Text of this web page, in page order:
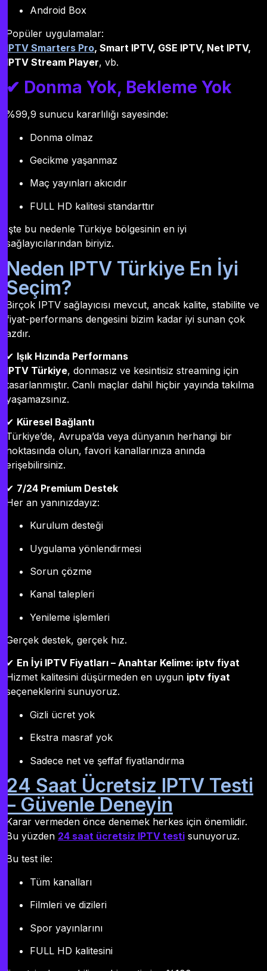
Android Box
Popüler uygulamalar:
IPTV Smarters Pro, Smart IPTV, GSE IPTV, Net IPTV,
IPTV Stream Player, vb.
✔ Donma Yok, Bekleme Yok
%99,9 sunucu kararlılığı sayesinde:
Donma olmaz
Gecikme yaşanmaz
Maç yayınları akıcıdır
FULL HD kalitesi standarttır
İşte bu nedenle Türkiye bölgesinin en iyi
sağlayıcılarından biriyiz.
Neden IPTV Türkiye En İyi
Seçim?
Birçok IPTV sağlayıcısı mevcut, ancak kalite, stabilite ve
fiyat-performans dengesini bizim kadar iyi sunan çok
azdır.
✔ Işık Hızında Performans
IPTV Türkiye, donmasız ve kesintisiz streaming için
tasarlanmıştır. Canlı maçlar dahil hiçbir yayında takılma
yaşamazsınız.
✔ Küresel Bağlantı
Türkiye’de, Avrupa’da veya dünyanın herhangi bir
noktasında olun, favori kanallarınıza anında
erişebilirsiniz.
✔ 7/24 Premium Destek
Her an yanınızdayız:
Kurulum desteği
Uygulama yönlendirmesi
Sorun çözme
Kanal talepleri
Yenileme işlemleri
Gerçek destek, gerçek hız.
✔ En İyi IPTV Fiyatları – Anahtar Kelime: iptv fiyat
Hizmet kalitesini düşürmeden en uygun iptv fiyat
seçeneklerini sunuyoruz.
Gizli ücret yok
Ekstra masraf yok
Sadece net ve şeffaf fiyatlandırma
24 Saat Ücretsiz IPTV Testi
– Güvenle Deneyin
Karar vermeden önce denemek herkes için önemlidir.
Bu yüzden 24 saat ücretsiz IPTV testi sunuyoruz.
Bu test ile:
Tüm kanalları
Filmleri ve dizileri
Spor yayınlarını
FULL HD kalitesini